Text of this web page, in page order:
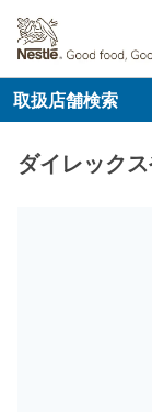
取扱店舗検索
ダイレック